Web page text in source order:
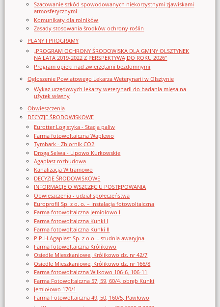
Szacowanie szkód spowodowanych niekorzystnymi zjawiskami
atmosferycznymi
Komunikaty dla rolników
Zasady stosowania środków ochrony roślin
PLANY I PROGRAMY
„PROGRAM OCHRONY ŚRODOWISKA DLA GMINY OLSZTYNEK
NA LATA 2019-2022 Z PERSPEKTYWĄ DO ROKU 2026”
Program opieki nad zwierzętami bezdomnymi
Ogloszenie Powiatowego Lekarza Weterynarii w Olsztynie
Wykaz urzędowych lekarzy weterynarii do badania mięsa na
użytek własny
Obwieszczenia
DECYZJE ŚRODOWISKOWE
Eurotter Logistyka - Stacja paliw
Farma fotowoltaiczna Waplewo
Tymbark - Zbiornik CO2
Droga Selwa - Lipowo Kurkowskie
Agaplast rozbudowa
Kanalizacja Witramowo
DECYZJE ŚRODOWISKOWE
INFORMACJE O WSZCZĘCIU POSTĘPOWANIA
Obwieszczenia - udział społeczeństwa
Europrofil Sp. z o. o. – instalacja fotowoltaiczna
Farma fotowoltaiczna Jemiołowo I
Farma fotowoltaiczna Kunki I
Farma fotowoltaiczna Kunki II
P.P-H.Agaplast Sp. z o.o. - studnia awaryjna
Farma fotowoltaiczna Królikowo
Osiedle Mieszkaniowe, Królikowo dz. nr 42/7
Osiedle Mieszkaniowe, Królikowo dz. nr 166/8
Farma fotowoltaiczna Wilkowo 106-6, 106-11
Farma Fotowoltaiczna 57, 59, 60/4, obręb Kunki
Jemiołowo 170/1
Farma Fotowoltaiczna 49, 50, 160/5, Pawłowo